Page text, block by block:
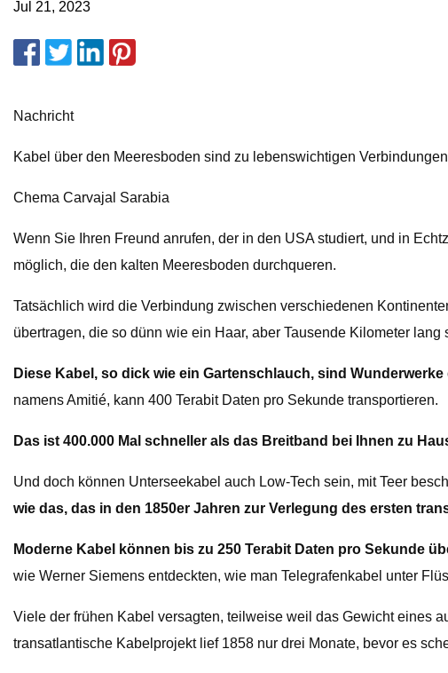
Jul 21, 2023
Nachricht
Kabel über den Meeresboden sind zu lebenswichtigen
Chema Carvajal Sarabia
Wenn Sie Ihren Freund anrufen, der in den USA studiert, und in
möglich, die den kalten Meeresboden durchqueren.
Tatsächlich wird die Verbindung zwischen verschiedenen
übertragen, die so dünn wie ein Haar, aber Tausende Kilometer lang
Diese Kabel, so dick wie ein Gartenschlauch, sind
namens Amitié, kann 400 Terabit Daten pro Sekunde transportieren.
Das ist 400.000 Mal schneller als das Breitband bei Ihnen zu
Und doch können Unterseekabel auch Low-Tech sein, mit Teer
wie das, das in den 1850er Jahren zur Verlegung des ersten
Moderne Kabel können bis zu 250 Terabit Daten pro Sekunde
wie Werner Siemens entdeckten, wie man Telegrafenkabel unter
Viele der frühen Kabel versagten, teilweise weil das Gewicht eines
transatlantische Kabelprojekt lief 1858 nur drei Monate, bevor es